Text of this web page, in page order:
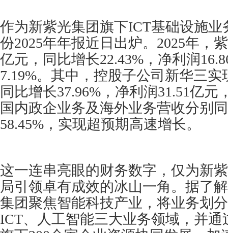
作为新紫光集团旗下ICT基础设施
份2025年年报近日出炉。2025年，
亿元，同比增长22.43%，净利润
7.19%。其中，控股子公司新华三实
同比增长37.96%，净利润31.51亿元
国内政企业务及海外业务营收分别
58.45%，实现超预期高速增长。
这一连串亮眼的财务数字，仅为新
局引领卓有成效的冰山一角。据了
集团聚焦智能科技产业，将业务划
ICT、人工智能三大业务领域，并